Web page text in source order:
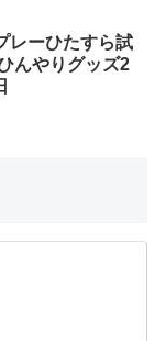
レーひたすら試
んやりグッズ2